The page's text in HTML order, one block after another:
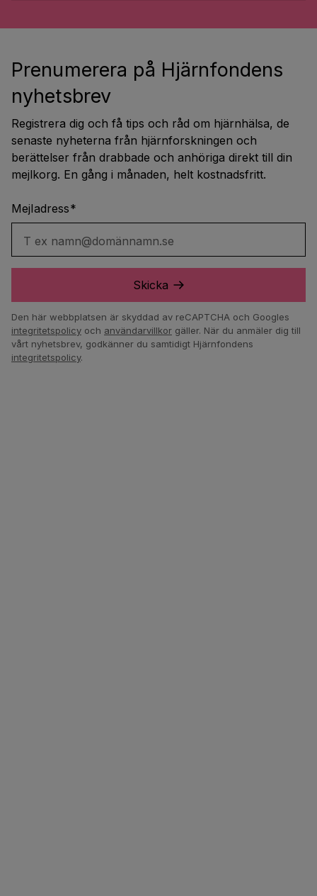
Prenumerera på Hjärnfondens
nyhetsbrev
Registrera dig och få tips och råd om hjärnhälsa, de
senaste nyheterna från hjärnforskningen och
berättelser från drabbade och anhöriga direkt till din
mejlkorg. En gång i månaden, helt kostnadsfritt.
Mejladress*
T ex namn@domännamn.se
Skicka
Den här webbplatsen är skyddad av reCAPTCHA och Googles
integritetspolicy och användarvillkor gäller. När du anmäler dig till
vårt nyhetsbrev, godkänner du samtidigt Hjärnfondens
integritetspolicy.